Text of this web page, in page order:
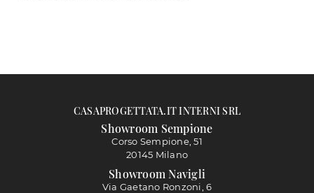
CASAPROGETTATA.IT INTERNI SRL
Showroom Sempione
Corso Sempione, 51
20145 Milano
Showroom Navigli
Via Gaetano Ronzoni, 6